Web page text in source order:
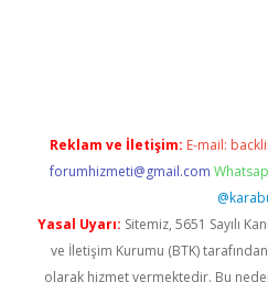
Reklam ve İletişim: E-mail:
forumhizmeti@gmail.com
Yasal Uyarı: Sitemiz, 5651 Sayılı
ve İletişim Kurumu (BTK)
olarak hizmet vermektedir. Bu